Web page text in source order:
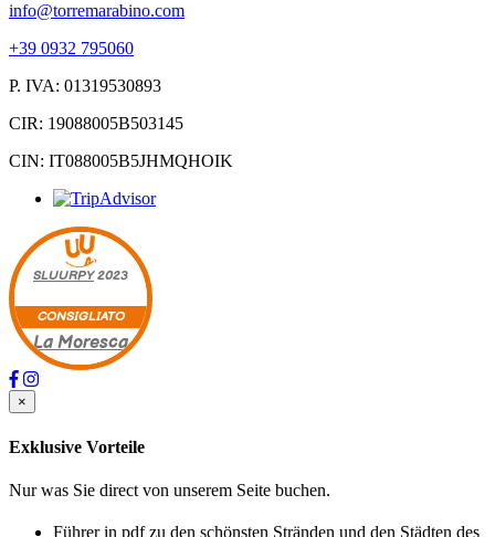
info@torremarabino.com
+39 0932 795060
P. IVA: 01319530893
CIR: 19088005B503145
CIN: IT088005B5JHMQHOIK
SLUURPY2023
CONSIGLIATO
La Moresca
×
Exklusive Vorteile
Nur was Sie direct von unserem Seite buchen.
Führer in pdf zu den schönsten Stränden und den Städten des